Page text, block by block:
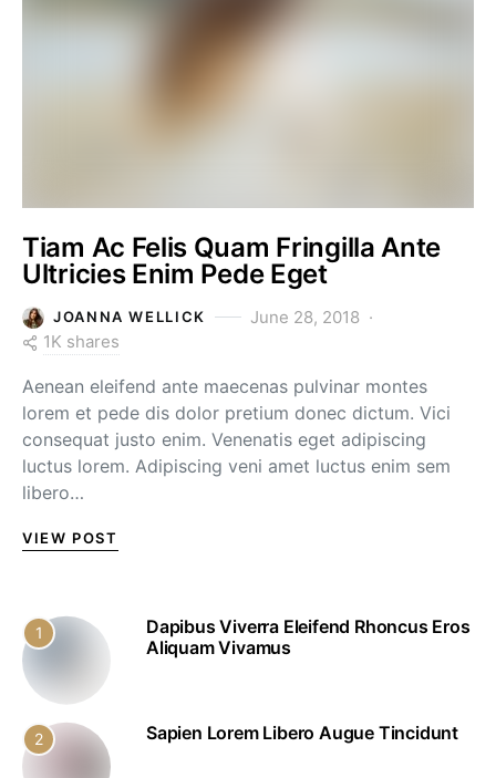
Tiam Ac Felis Quam Fringilla Ante
Ultricies Enim Pede Eget
JOANNA WELLICK
June 28, 2018
1K shares
Aenean eleifend ante maecenas pulvinar montes
lorem et pede dis dolor pretium donec dictum. Vici
consequat justo enim. Venenatis eget adipiscing
luctus lorem. Adipiscing veni amet luctus enim sem
libero…
VIEW POST
1
Dapibus Viverra Eleifend Rhoncus Eros
Aliquam Vivamus
2 Sapien Lorem Libero Augue Tincidunt